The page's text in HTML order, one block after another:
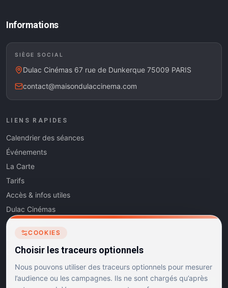
Informations
SIÈGE SOCIAL
Dulac Cinémas 67 rue de Dunkerque 75009 PARIS
contact@maisondulaccinema.com
LIENS RAPIDES
Calendrier des séances
Événements
La Carte
Tarifs
Accès & infos utiles
Dulac Cinémas
Cinéma5
Les Dits de l'Art
Contact
COOKIES
Choisir les traceurs optionnels
Nous pouvons utiliser des traceurs optionnels pour mesurer
l’audience ou les campagnes. Ils ne sont chargés qu’après